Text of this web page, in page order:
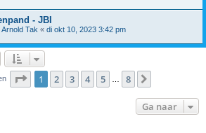
- JBI
Arnold Tak « di okt 10, 2023 3:42 pm
Pagina van 8
1 2 3 4 5 8
Ga naar